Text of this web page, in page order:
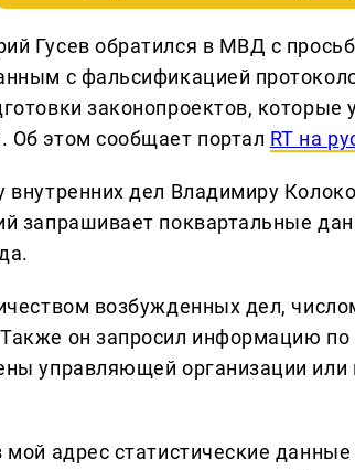
Гусев обратился в МВД с
с фальсификацией
законопроектов, которые
этом сообщает портал RT на
дел Владимиру
запрашивает поквартальные
возбужденных дел,
он запросил информацию по
управляющей организации или
адрес статистические